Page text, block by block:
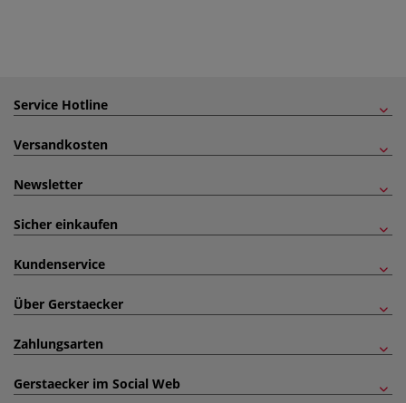
Service Hotline
Versandkosten
Newsletter
Sicher einkaufen
Kundenservice
Über Gerstaecker
Zahlungsarten
Gerstaecker im Social Web